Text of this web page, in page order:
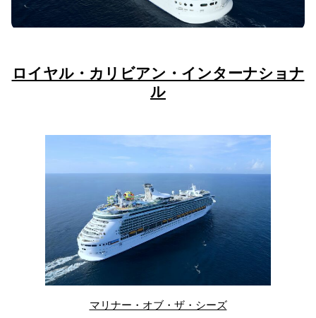
ロイヤル・カリビアン・インターナショナ
ル
マリナー・オブ・ザ・シーズ